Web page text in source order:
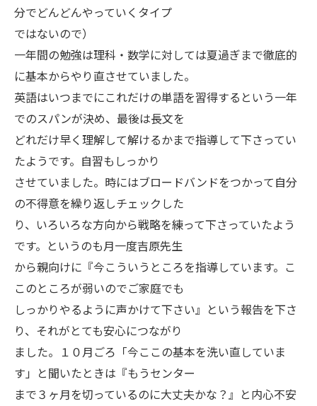
分でどんどんやっていくタイプ
ではないので）
一年間の勉強は理科・数学に対しては夏過ぎまで徹底的
に基本からやり直させていました。
英語はいつまでにこれだけの単語を習得するという一年
でのスパンが決め、最後は長文を
どれだけ早く理解して解けるかまで指導して下さってい
たようです。自習もしっかり
させていました。時にはブロードバンドをつかって自分
の不得意を繰り返しチェックした
り、いろいろな方向から戦略を練って下さっていたよう
です。というのも月一度吉原先生
から親向けに『今こういうところを指導しています。こ
このところが弱いのでご家庭でも
しっかりやるように声かけて下さい』という報告を下さ
り、それがとても安心につながり
ました。１０月ごろ「今ここの基本を洗い直していま
す」と聞いたときは『もうセンター
まで３ヶ月を切っているのに大丈夫かな？』と内心不安